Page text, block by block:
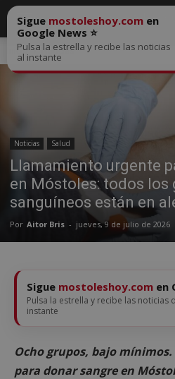
Inicio Noticias
Noticias Salud
Llamamiento urgente
en Móstoles: todos los
sanguíneos están en
Por Aitor Bris - jueves, 9 de julio de 2026
Sigue mostoleshoy.com en
Google News ⭐
Pulsa la estrella y recibe las noticias
al instante
Sigue mostoleshoy.com en
Pulsa la estrella y recibe las noticias
instante
Ocho grupos, bajo
para donar sangre en